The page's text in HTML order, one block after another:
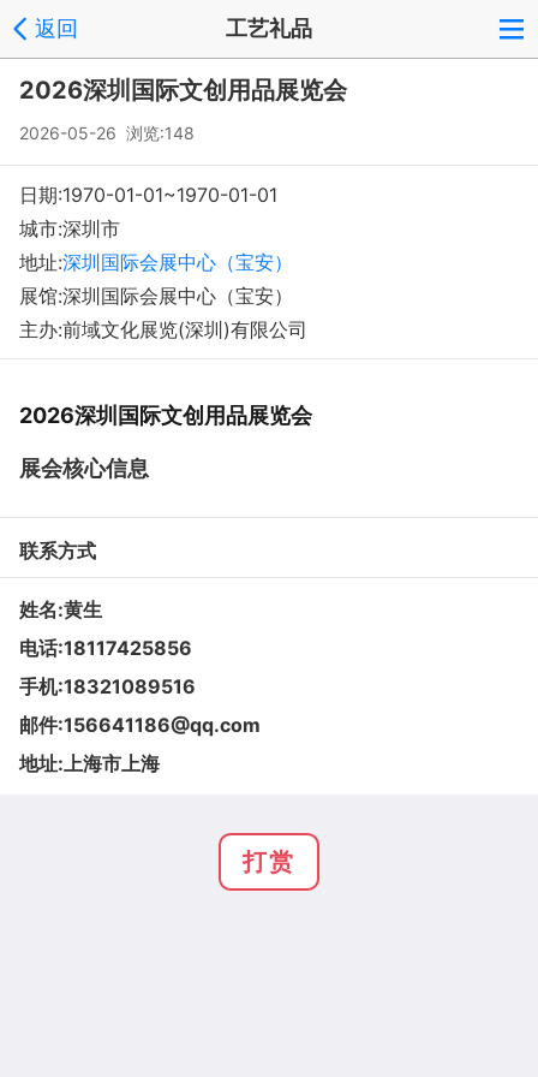
返回 工艺礼品
2026深圳国际文创用品展览会
2026-05-26 浏览:148
日期:1970-01-01~1970-01-01
城市:深圳市
地址:深圳国际会展中心（宝安）
展馆:深圳国际会展中心（宝安）
主办:前域文化展览(深圳)有限公司
2026深圳国际文创用品展览会
展会核心信息
联系方式
姓名:黄生
电话:18117425856
手机:18321089516
邮件:156641186@qq.com
地址:上海市上海
打赏
会员中心 反馈
Copyright © 2008-2018 环球会展网 fairglobal.com.cn 版权所有